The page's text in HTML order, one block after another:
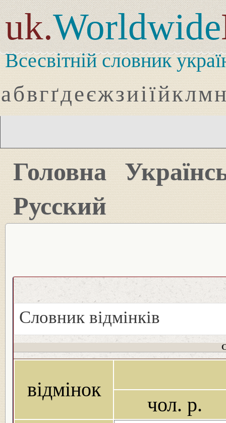
uk.Worldwide
Всесвітній словник
абвгґдеєжзиіїйклмн
Головна
Русский
Словник відмінків
відмінок
чол. р.